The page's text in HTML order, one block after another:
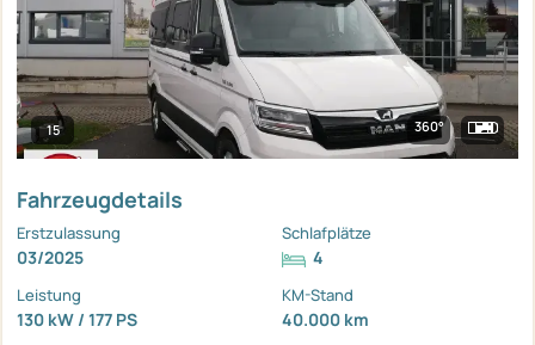
15 360°
Fahrzeugdetails
Erstzulassung
03/2025
Schlafplätze
4
Leistung
130 kW / 177 PS
KM-Stand
40.000 km